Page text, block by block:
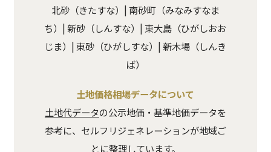
北砂（きたすな）| 南砂町（みなみすなま
ち）| 新砂（しんすな）| 東大島（ひがしおお
じま）| 東砂（ひがしすな）| 新木場（しんき
ば）
土地価格相場データについて
土地代データの公示地価・基準地価データを
参考に、セルフリジェネレーションが地域ご
とに整理しています。